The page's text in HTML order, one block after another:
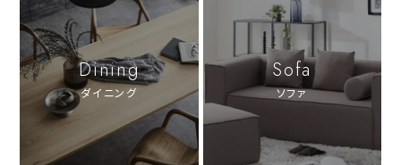
Dining
ダイニング
Sofa
ソファ